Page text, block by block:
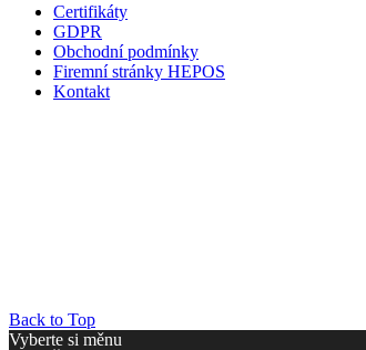
Certifikáty
GDPR
Obchodní podmínky
Firemní stránky HEPOS
Kontakt
Back to Top
Vyberte si měnu